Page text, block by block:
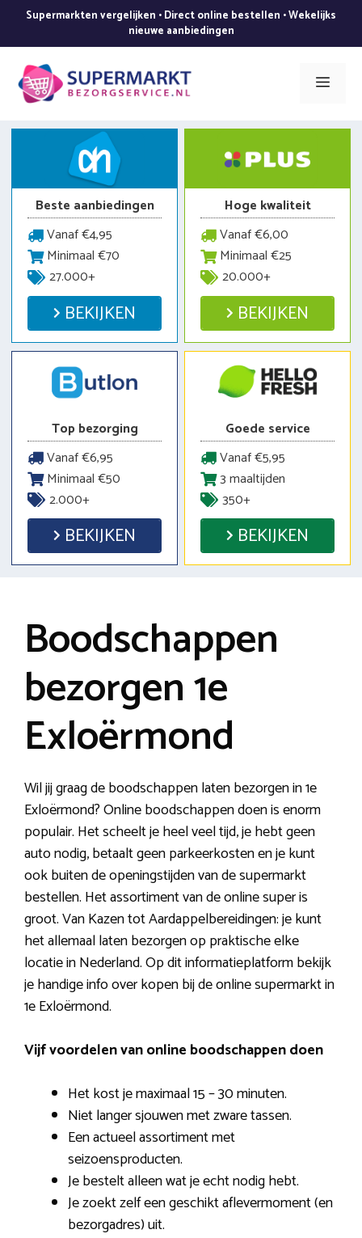
de
inhoud
Supermarkten vergelijken • Direct online bestellen • Wekelijks
nieuwe aanbiedingen
Menu
Beste aanbiedingen
Vanaf €4,95
Minimaal €70
27.000+
BEKIJKEN
Hoge kwaliteit
Vanaf €6,00
Minimaal €25
20.000+
BEKIJKEN
Top bezorging
Vanaf €6,95
Minimaal €50
2.000+
BEKIJKEN
Goede service
Vanaf €5,95
3 maaltijden
350+
BEKIJKEN
Boodschappen
bezorgen 1e
Exloërmond
Wil jij graag de boodschappen laten bezorgen in 1e
Exloërmond? Online boodschappen doen is enorm
populair. Het scheelt je heel veel tijd, je hebt geen
auto nodig, betaalt geen parkeerkosten en je kunt
ook buiten de openingstijden van de supermarkt
bestellen. Het assortiment van de online super is
groot. Van Kazen tot Aardappelbereidingen: je kunt
het allemaal laten bezorgen op praktische elke
locatie in Nederland. Op dit informatieplatform bekijk
je handige info over kopen bij de online supermarkt in
1e Exloërmond.
Vijf voordelen van online boodschappen doen
Het kost je maximaal 15 – 30 minuten.
Niet langer sjouwen met zware tassen.
Een actueel assortiment met
seizoensproducten.
Je bestelt alleen wat je echt nodig hebt.
Je zoekt zelf een geschikt aflevermoment (en
bezorgadres) uit.